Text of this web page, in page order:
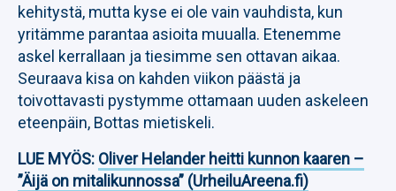
kehitystä, mutta kyse ei ole vain vauhdista, kun
yritämme parantaa asioita muualla. Etenemme
askel kerrallaan ja tiesimme sen ottavan aikaa.
Seuraava kisa on kahden viikon päästä ja
toivottavasti pystymme ottamaan uuden askeleen
eteenpäin, Bottas mietiskeli.
LUE MYÖS: Oliver Helander heitti kunnon kaaren –
”Äijä on mitalikunnossa” (UrheiluAreena.fi)